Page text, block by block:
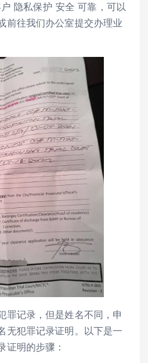
隐私保护 安全 可靠，可以
前往我们办公室提交办理业
罪记录，但是姓名不同，申
无犯罪记录证明。以下是一
证明的步骤：